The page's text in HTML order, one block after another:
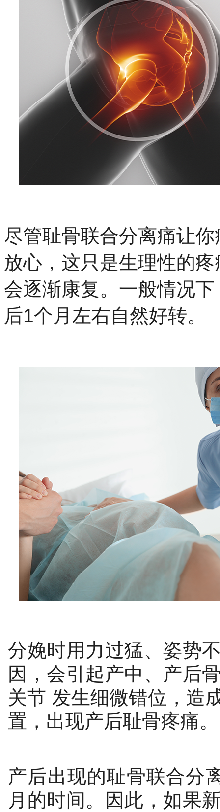
尽管耻骨联合分离痛让
放心，这只是生理性的
会逐渐康复。 一般情况
后1个月左右自然好转。
分娩时用力过猛、姿势
因，会引起产中、产后
关节 发生细微错位，造
置，出现产后耻骨疼痛。
产后出现的耻骨联合分
月的时间。因此，如果